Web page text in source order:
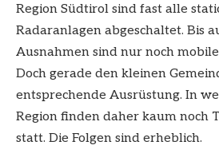
Region Südtirol sind fast alle
Radaranlagen abgeschaltet. Bis
Ausnahmen sind nur noch
Doch gerade den kleinen
entsprechende Ausrüstung. In
Region finden daher kaum noch
statt. Die Folgen sind erheblich.